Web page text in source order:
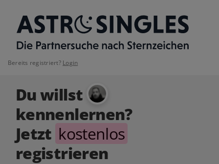
Bereits registriert? Login
Du willst
kennenlernen?
Jetzt kostenlos
registrieren